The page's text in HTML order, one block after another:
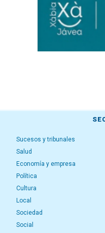
Sucesos y tribunales
Salud
Economía y empresa
Política
Cultura
Local
Sociedad
Social